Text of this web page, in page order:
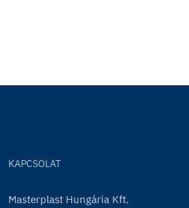
KAPCSOLAT
Masterplast Hungária Kft.